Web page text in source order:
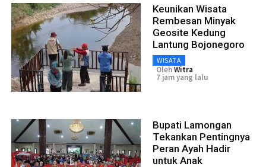
Keunikan Wisata
Rembesan Minyak
Geosite Kedung
Lantung Bojonegoro
WISATA
OlehWitra
7 jam yang lalu
Bupati Lamongan
Tekankan Pentingnya
Peran Ayah Hadir
untuk Anak